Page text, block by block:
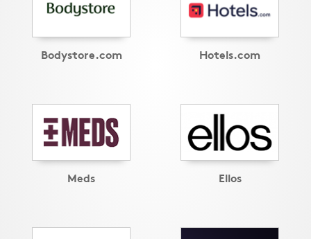
Bodystore.com Hotels.com
Meds Ellos